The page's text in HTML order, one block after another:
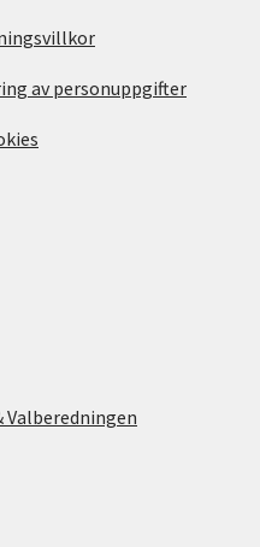
av personuppgifter